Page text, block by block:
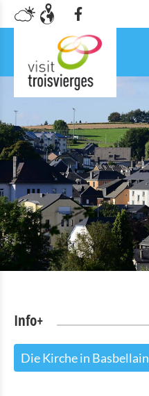
Info+
Die Kirche in Basbellain